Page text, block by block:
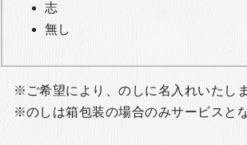
志
無し
ご希望により、のしに名入れいたしま
のしは箱包装の場合のみサービスと